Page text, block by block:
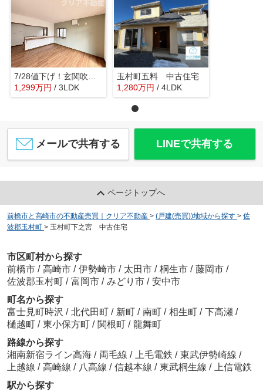
1,299万円 / 3LDK
玉村町五料 中古住宅
1,280万円 / 4LDK
メールで共有する LINEで共有する
ページトップへ
前橋市と高崎市の不動産売買｜クリア不動産 > (戸建(売買))地域から探す > 佐
波郡玉村町 > 玉村町下之宮 中古住宅
市区町村から探す
前橋市 / 高崎市 / 伊勢崎市 / 太田市 / 桐生市 / 藤岡市 /
佐波郡玉村町 / 富岡市 / みどり市 / 安中市
町名から探す
富士見町時沢 / 北代田町 / 新町 / 南町 / 相生町 / 下高瀬 /
樋越町 / 東小保方町 / 関根町 / 龍舞町
路線から探す
湘南新宿ライン高海 / 両毛線 / 上毛電鉄 / 東武伊勢崎線 /
上越線 / 高崎線 / 八高線 / 信越本線 / 東武桐生線 /
上信電鉄
駅から探す